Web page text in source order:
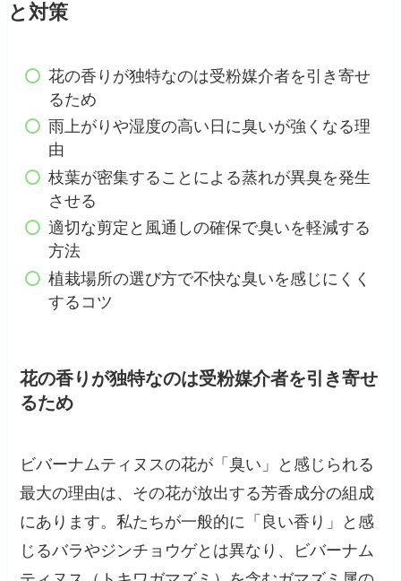
と対策
花の香りが独特なのは受粉媒介者を引き寄せ
るため
雨上がりや湿度の高い日に臭いが強くなる理
由
枝葉が密集することによる蒸れが異臭を発生
させる
適切な剪定と風通しの確保で臭いを軽減する
方法
植栽場所の選び方で不快な臭いを感じにくく
するコツ
花の香りが独特なのは受粉媒介者を引き寄せ
るため
ビバーナムティヌスの花が「臭い」と感じられる
最大の理由は、その花が放出する芳香成分の組成
にあります。私たちが一般的に「良い香り」と感
じるバラやジンチョウゲとは異なり、ビバーナム